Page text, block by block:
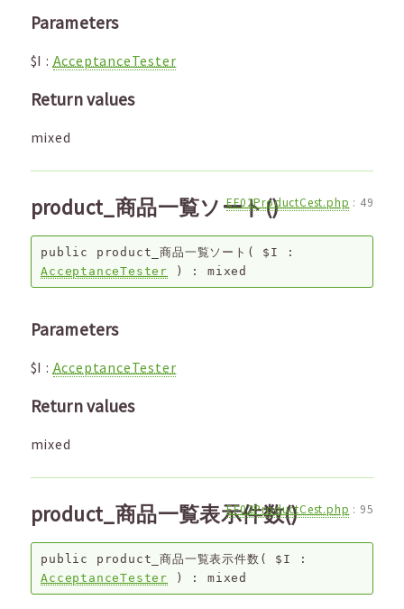
Parameters
$I : AcceptanceTester
Return values
mixed
product_商品一覧ソート()EF02ProductCest.php : 49
public product_商品一覧ソート ( $I
:
AcceptanceTester
) :mixed
Parameters
$I : AcceptanceTester
Return values
mixed
product_商品一覧表示件数()
EF02ProductCest.php : 95
public product_商品一覧表示件数 ( $I
:
AcceptanceTester
) :mixed